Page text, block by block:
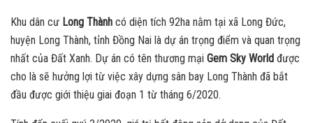
Khu dân cư Long Thành có diện tích 92ha nằm tại xã Long Đức,
huyện Long Thành, tỉnh Đồng Nai là dự án trọng điểm và quan trọng
nhất của Đất Xanh. Dự án có tên thương mại Gem Sky World được
cho là sẽ hưởng lợi từ việc xây dựng sân bay Long Thành đã bắt
đầu được giới thiệu giai đoạn 1 từ tháng 6/2020.